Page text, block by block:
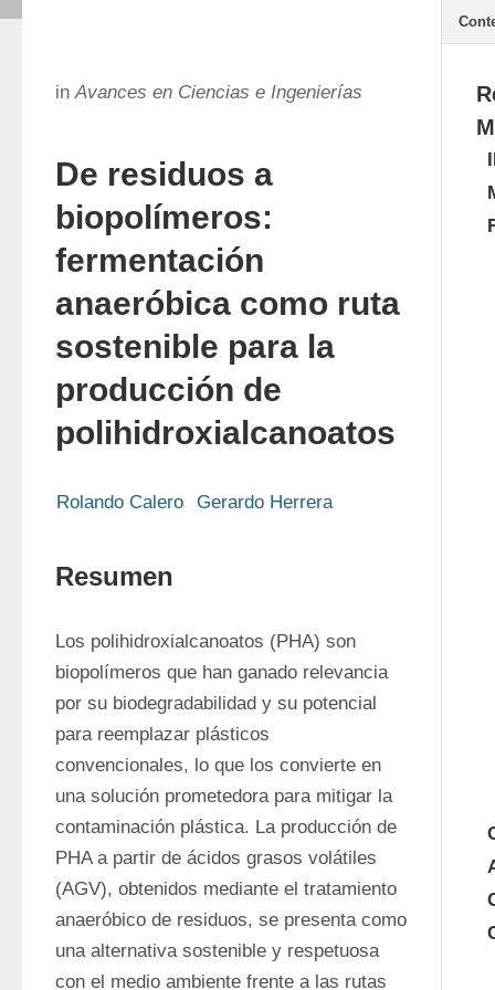
inAvances en Ciencias e Ingenierías
De residuos a
biopolímeros:
fermentación
anaeróbica como ruta
sostenible para la
producción de
polihidroxialcanoatos
Rolando Calero Gerardo Herrera
Resumen
Los polihidroxialcanoatos (PHA) son
biopolímeros que han ganado relevancia
por su biodegradabilidad y su potencial
para reemplazar plásticos
convencionales, lo que los convierte en
una solución prometedora para mitigar la
contaminación plástica. La producción de
PHA a partir de ácidos grasos volátiles
(AGV), obtenidos mediante el tratamiento
anaeróbico de residuos, se presenta como
una alternativa sostenible y respetuosa
con el medio ambiente frente a las rutas